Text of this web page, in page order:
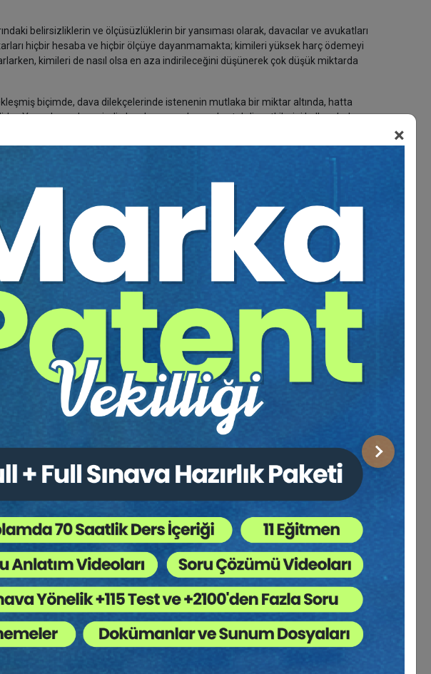
×
Sonraki
belirsizliklerin ve ölçüsüzlüklerin bir yansıması olarak, davacılar ve avukatları
hiçbir hesaba ve hiçbir ölçüye dayanmamakta; kimileri yüksek harç ödemeyi
kimileri de nasıl olsa en aza indirileceğini düşünerek çok düşük miktarda
biçimde, dava dilekçelerinde istenenin mutlaka bir miktar altında, hatta
Yargıçların, deneyimli olsunlar veya olmasınlar, takdir yetkilerini kullanırlarken
değildir. Şunun için ki, en başta davacı istekleri ölçüsüz ve tutarsızdır; ikincisi
bir değerlendirme ölçütü oluşturulamamıştır.
22.06.1966 gün 7/7 sayılı İçtihadı Birleştirme Kararındaki soyut
değildir. İçtihadı Birleştirme Kararı’nın sonuç bölümünde, günümüz
bir kural koymaktaki zorluğu düşünerek, 47 inci madde (yeni TBK 56.madde)
hükmedilmesini gerekli kılan hal ve şartları, hakimin takdirine bırakmıştır.
ne bir ceza, ne de gerçek manasında bir tazminattır. Ceza değildir; çünkü,
dolayı yapılan bir kötülük değildir. Mamelek hukukuna ilişkin bir zararın
olmayıp, mağdurda veya zarar uğrayanda bir huzur hissi, bir tatmin
ederken, Borçlar kanununu 43 ve 44 üncü maddelerindeki (Yeni TBK. 53-54.
uygulaması, kusursuz sorumluluk hallerinde ve olayda kusur bulunmadığı
ise kusur da dahil bütün faktörleri takdirine mesnet yapması gerekir”
dayanak yaptıkları 22.06.1966 gün 7/7 sayılı İçtihadı Birleştirme Kararı’ndan,
ARAYIŞI
manevi tazminatın elem ve ıstırabı dindirecek ve zarar görende bir tatmin
“duygu zararı” görüşü için Öğretide:
bunalımın ve sıkıntının manevi tazminatın dayanağı ve ölçüsü
keyfilik çığırının nerede biteceği belli olmaz. Manevi tazminat, duygusal
zor olmayacaktır. Manevi tazminat, maddi tazminatın sınırlarına çarpıp
sosyal gereksinimi karşılama amacıyla üstlenmiş olacaktır” denilmektedir.
giderme aracı olmamakla birlikte, örneğin, bedensel zararın derecesine
tazminat hesabı yapılması olanaklıdır. Ölümlü olaylarda da destek payları